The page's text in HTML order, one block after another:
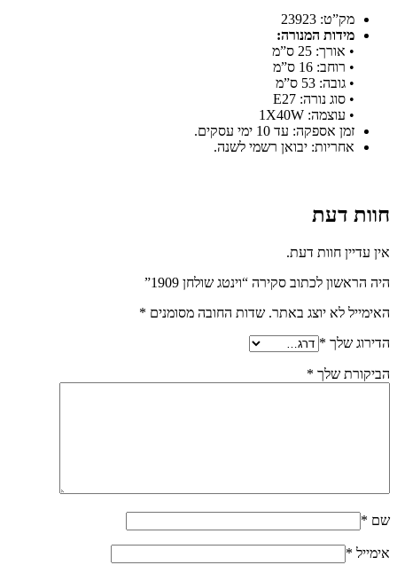
מק”ט: 23923
מידות המנורה:
• אורך: 25 ס”מ
• רוחב: 16 ס”מ
• גובה: 53 ס”מ
• סוג נורה: E27
• עוצמה: 1X40W
זמן אספקה: עד 10 ימי עסקים.
אחריות: יבואן רשמי לשנה.
חוות דעת
אין עדיין חוות דעת.
היה הראשון לכתוב סקירה “וינטג שולחן 1909”
האימייל לא יוצג באתר. שדות החובה מסומנים *
הדירוג שלך *
הביקורת שלך *
שם *
אימייל *